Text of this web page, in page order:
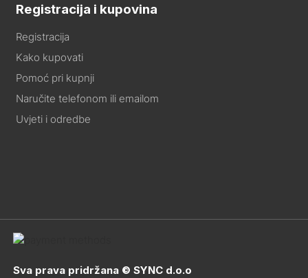
Registracija i kupovina
Registracija
Kako kupovati
Pomoć pri kupnji
Naručite telefonom ili emailom
Uvjeti i odredbe
Sva prava pridržana © SYNC d.o.o